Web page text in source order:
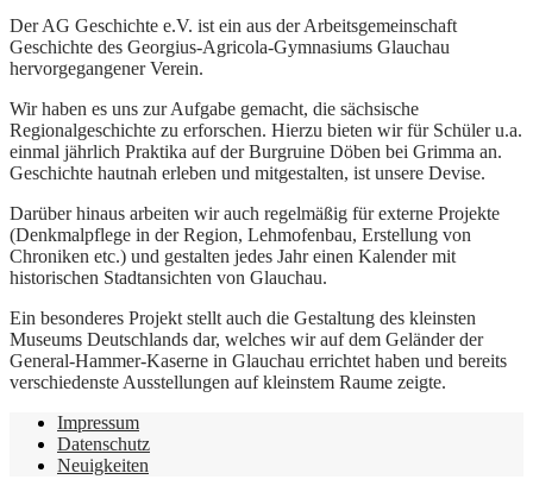
Der AG Geschichte e.V. ist ein aus der Arbeitsgemeinschaft
Geschichte des Georgius-Agricola-Gymnasiums Glauchau
hervorgegangener Verein.
Wir haben es uns zur Aufgabe gemacht, die sächsische
Regionalgeschichte zu erforschen. Hierzu bieten wir für Schüler u.a.
einmal jährlich Praktika auf der Burgruine Döben bei Grimma an.
Geschichte hautnah erleben und mitgestalten, ist unsere Devise.
Darüber hinaus arbeiten wir auch regelmäßig für externe Projekte
(Denkmalpflege in der Region, Lehmofenbau, Erstellung von
Chroniken etc.) und gestalten jedes Jahr einen Kalender mit
historischen Stadtansichten von Glauchau.
Ein besonderes Projekt stellt auch die Gestaltung des kleinsten
Museums Deutschlands dar, welches wir auf dem Geländer der
General-Hammer-Kaserne in Glauchau errichtet haben und bereits
verschiedenste Ausstellungen auf kleinstem Raume zeigte.
Impressum
Datenschutz
Neuigkeiten